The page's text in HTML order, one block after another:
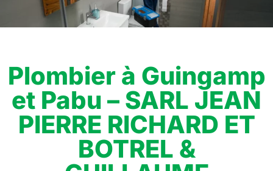
Plombier à Guingamp
et Pabu – SARL JEAN
PIERRE RICHARD ET
BOTREL &